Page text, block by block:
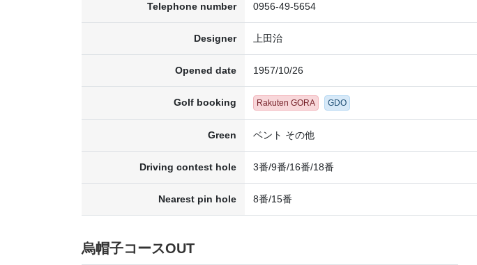
Telephone number 0956-49-5654
Designer 上田治
Opened date 1957/10/26
Golf booking Rakuten GORA GDO
Green ベント その他
Driving contest hole 3番/9番/16番/18番
Nearest pin hole 8番/15番
烏帽子コースOUT